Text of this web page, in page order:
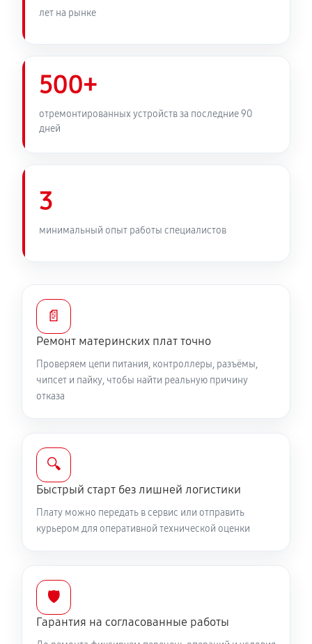
лет на рынке
500+
отремонтированных устройств за последние 90
дней
3
минимальный опыт работы специалистов
📄
Ремонт материнских плат точно
Проверяем цепи питания, контроллеры, разъёмы,
чипсет и пайку, чтобы найти реальную причину
отказа
🔍
Быстрый старт без лишней логистики
Плату можно передать в сервис или отправить
курьером для оперативной технической оценки
🛡️
Гарантия на согласованные работы